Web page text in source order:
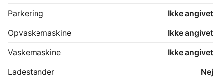
Parkering
Ikke angivet
Opvaskemaskine
Ikke angivet
Vaskemaskine
Ikke angivet
Ladestander
Nej